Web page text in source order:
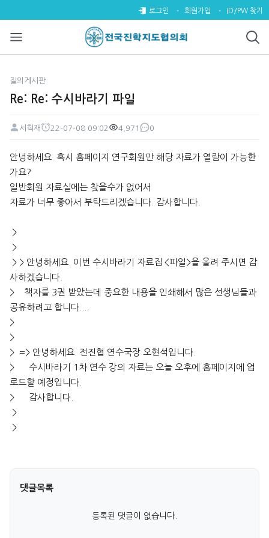
Re: Re: 수시바라기 파일 > 질의
로그인 회원가입 ID/PW 찾기
질의게시판
Re: Re: 수시바라기 파일
페이지 정보
서혁재
22-07-08 09:02
4,971
댓글
0
본문
안녕하세요. 혹시 홈페이지 연구회원만 해당 자료가 열람이 가능한
가요?
일반회원 자료실에는 찾을수가 없어서
자료가 너무 좋아서 부탁드리겠습니다. 감사합니다.
>
>
> > 안녕하세요. 이번 수시바라기 자료집 <파일>을 올려 주시면 감
사하겠습니다.
> 책자를 3권 받았는데 중요한 내용을 인쇄해서 많은 선생님들과
공유하려고 합니다....
>
>
> => 안녕하세요. 전진협 연수국장 오현석입니다.
> 수시바라기 1차 연수 강의 자료는 오늘 오후에 홈페이지에 업
로드할 예정입니다.
> 감사합니다.
>
>
댓글목록
등록된 댓글이 없습니다.